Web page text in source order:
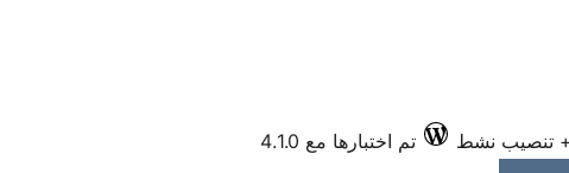
تم اختبارها مع 4.1.0